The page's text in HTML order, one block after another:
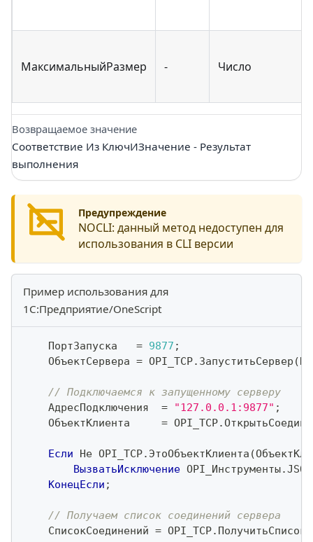
МаксимальныйРазмер - Число
Возвращаемое значение
Соответствие Из КлючИЗначение - Результат
выполнения
Предупреждение
NOCLI: данный метод недоступен для
использования в CLI версии
Пример использования для
1С:Предприятие/OneScript
    ПортЗапуска
= 9877 ;
    ОбъектСервера
= OPI_TCP. ЗапуститьСервер (
// Подключаемся к запущенному серверу
    АдресПодключения
= "127.0.0.1:9877" ;
    ОбъектКлиента
= OPI_TCP.
Если Не OPI_TCP. ЭтоОбъектКлиента (
ВызватьИсключение OPI_Инструменты.
КонецЕсли ;
// Получаем список соединений сервера
    СписокСоединений
= OPI_TCP.